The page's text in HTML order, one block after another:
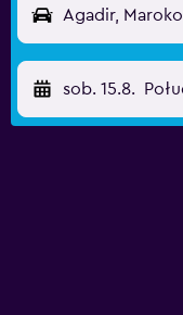
Agadir,
sob. 15.8.